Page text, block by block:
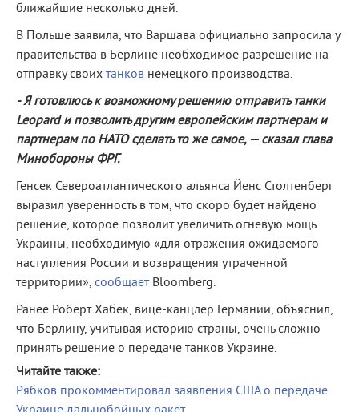
ближайшие несколько дней.
В Польше заявила, что Варшава официально запросила у
правительства в Берлине необходимое разрешение на
отправку своих танков немецкого производства.
- Я готовлюсь к возможному решению отправить танки
Leopard и позволить другим европейским партнерам и
партнерам по НАТО сделать то же самое, — сказал глава
Минобороны ФРГ.
Генсек Североатлантического альянса Йенс Столтенберг
выразил уверенность в том, что скоро будет найдено
решение, которое позволит увеличить огневую мощь
Украины, необходимую «для отражения ожидаемого
наступления России и возвращения утраченной
территории», сообщаетBloomberg.
Ранее Роберт Хабек, вице-канцлер Германии, объяснил,
что Берлину, учитывая историю страны, очень сложно
принять решение о передаче танков Украине.
Читайте также:
Рябков прокомментировал заявления США о передаче